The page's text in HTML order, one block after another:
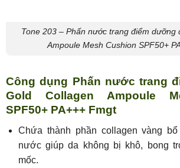
Tone 203 – Phấn nước trang điểm dưỡng
Ampoule Mesh Cushion SPF50+
Công dụng Phấn nước trang
Gold Collagen Ampoule
SPF50+ PA+++ Fmgt
Chứa thành phần collagen vàng
nước giúp da không bị khô, bong
mốc.